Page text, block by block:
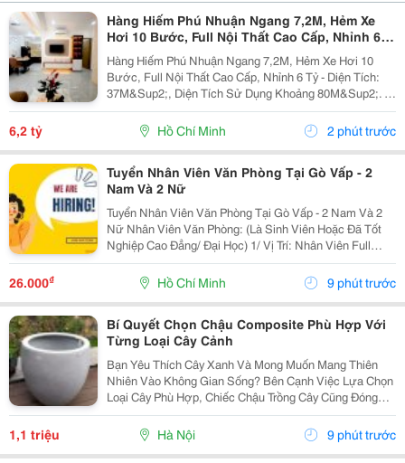
Hàng Hiếm Phú Nhuận Ngang 7,2M, Hẻm Xe
Hơi 10 Bước, Full Nội Thất Cao Cấp, Nhỉnh 6
Tỷ
Hàng Hiếm Phú Nhuận Ngang 7,2M, Hẻm Xe Hơi 10
Bước, Full Nội Thất Cao Cấp, Nhỉnh 6 Tỷ - Diện Tích:
37M&Sup2;, Diện Tích Sử Dụng Khoảng 80M&Sup2;. -
Kết Cấu: 1 Trệt 1 Lầu, Gồm 3 Phòng Ngủ, 2 Wc; Có 1
Phòng Ngủ Tầng Trệt, Ban Công Thông 2 Phòng...
6,2 tỷ Hồ Chí Minh 2 phút trước
Tuyển Nhân Viên Văn Phòng Tại Gò Vấp - 2
Nam Và 2 Nữ
Tuyển Nhân Viên Văn Phòng Tại Gò Vấp - 2 Nam Và 2
Nữ Nhân Viên Văn Phòng: (Là Sinh Viên Hoặc Đã Tốt
Nghiệp Cao Đẳng/ Đại Học) 1/ Vị Trí: Nhân Viên Full
Time (2 Nam 2 Nữ) Ca Làm: 13:00 Đến 21:00 (1 Tháng
Được Nghỉ Phép 1 Ngày, Và Hưởng Các Ngày...
26.000₫ Hồ Chí Minh 9 phút trước
Bí Quyết Chọn Chậu Composite Phù Hợp Với
Từng Loại Cây Cảnh
Bạn Yêu Thích Cây Xanh Và Mong Muốn Mang Thiên
Nhiên Vào Không Gian Sống? Bên Cạnh Việc Lựa Chọn
Loại Cây Phù Hợp, Chiếc Chậu Trồng Cây Cũng Đóng
Vai Trò Vô Cùng Quan Trọng. Không Chỉ Là Nơi Giúp
Cây Phát Triển Khỏe Mạnh, Chậu Còn Góp Phần Tạo
Nên Vẻ...
1,1 triệu Hà Nội 9 phút trước